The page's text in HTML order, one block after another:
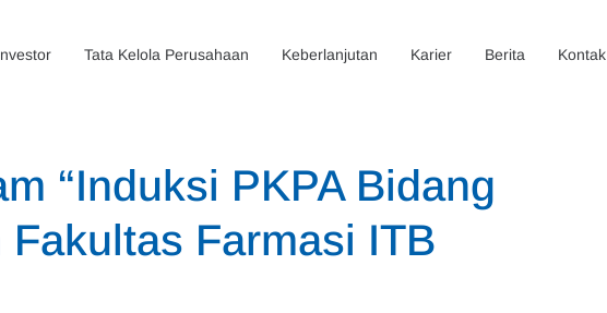
Tata Kelola Perusahaan Keberlanjutan Karier Berita Kontak
“Induksi PKPA Bidang
Farmasi ITB